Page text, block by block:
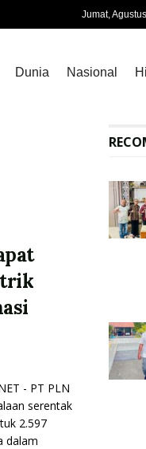
Jumat,
Dunia Nasional
- PT PLN
serentak
2.597
dalam